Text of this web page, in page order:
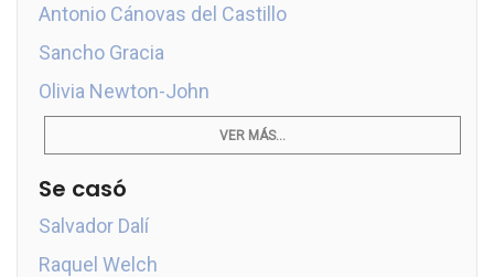
Antonio Cánovas del Castillo
Sancho Gracia
Olivia Newton-John
VER MÁS...
Se casó
Salvador Dalí
Raquel Welch